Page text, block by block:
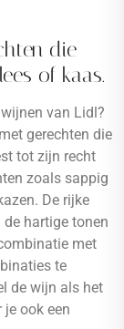
die
of kaas.
van Lidl?
gerechten die
tot zijn recht
zoals sappig
De rijke
de hartige tonen
met
te
de wijn als het
je ook een